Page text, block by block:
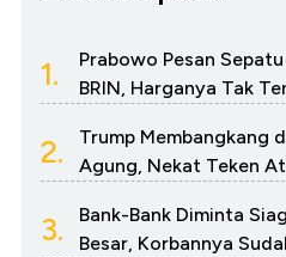
1.
Prabowo Pesan
BRIN, Harganya Tak
2.
Trump Membangkang
Agung, Nekat Teken
3.
Bank-Bank Diminta
Besar, Korbannya